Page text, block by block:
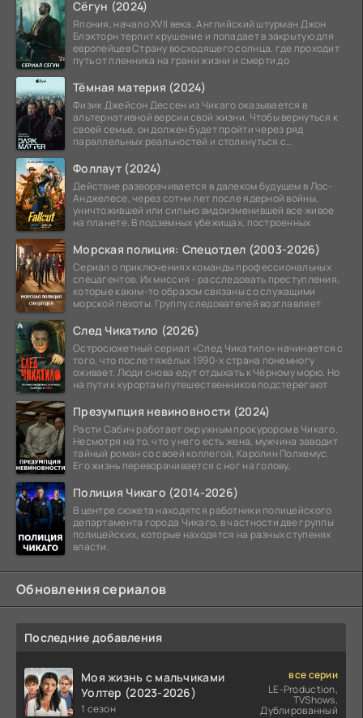
Сёгун (2024)
Япония, начало XVII века. Английский штурман Джон
Блэкторн терпит крушение и попадает в закрытую для
европейцев Страну восходящего солнца, где проходит
путь от пленника на грани жизни и смерти до
Тёмная материя (2024)
Физик Джейсон Дессен из Чикаго оказывается в
альтернативной версии свой жизни. Чтобы вернуться к
своей семье, он должен будет пройти через ряд
параллельных реальностей и столкнуться с
Фоллаут (2024)
Действие разворачивается в далеком будущем в Лос-
Анджелесе, через сотни лет после ядерной войны,
уничтожившей или сильно видоизменившей все живое
на планете. В подземных убежищах, построенных
Морская полиция: Спецотдел (2003-2026)
Сериал о приключениях команды профессиональных
спецагентов. Их миссия - расследовать преступления,
которые каким-то образом связаны со служащими
морской пехоты. Группу следователей возглавляет
След Чикатило (2026)
Остросюжетный сериал «След Чикатило» начинается с
того, что после тяжёлых 1990-х страна понемногу
оживает. Люди снова едут отдыхать к Чёрному морю. Но
на пути к курортам путешественников подстерегают
Презумпция невиновности (2024)
Расти Сабич работает окружным прокурором в Чикаго.
Несмотря на то, что у него есть жена, мужчина заводит
тайный роман со своей коллегой, Каролин Полхемус.
Его жизнь переворачивается с ног на голову,
Полиция Чикаго (2014-2026)
В центре сюжета находятся работники полицейского
департамента города Чикаго, в частности две группы
полицейских, которые находятся на разных ступенях
власти.
Обновления сериалов
Последние добавления
Моя жизнь с мальчиками
Уолтер (2023-2026)
1 сезон
все серии
LE-Production,
TVShows,
Дублированный